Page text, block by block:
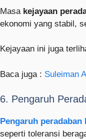
Masa kejayaan
ekonomi yang stabil,
Kejayaan ini juga
Baca juga : Suleiman
6. Pengaruh
Pengaruh
seperti toleransi